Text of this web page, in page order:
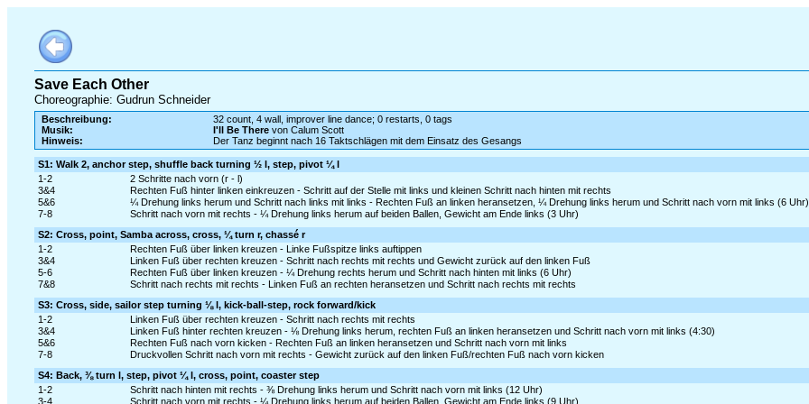
Save Each Other
Choreographie: Gudrun Schneider
Beschreibung:
32 count, 4 wall, improver line dance; 0 restarts, 0 tags
Musik:
I'll Be Therevon Calum Scott
Hinweis:
Der Tanz beginnt nach 16 Taktschlägen mit dem Einsatz des Gesangs
S1: Walk 2, anchor step, shuffle back turning ½ l, step, pivot ¼ l
1-2
2 Schritte nach vorn (r - l)
3&4
Rechten Fuß hinter linken einkreuzen - Schritt auf der Stelle mit links und kleinen Schritt nach hinten mit rechts
5&6
¼ Drehung links herum und Schritt nach links mit links - Rechten Fuß an linken heransetzen, ¼ Drehung links herum und Schritt nach vorn mit links (6 Uhr)
7-8
Schritt nach vorn mit rechts - ¼ Drehung links herum auf beiden Ballen, Gewicht am Ende links (3 Uhr)
S2: Cross, point, Samba across, cross, ¼ turn r, chassé r
1-2
Rechten Fuß über linken kreuzen - Linke Fußspitze links auftippen
3&4
Linken Fuß über rechten kreuzen - Schritt nach rechts mit rechts und Gewicht zurück auf den linken Fuß
5-6
Rechten Fuß über linken kreuzen - ¼ Drehung rechts herum und Schritt nach hinten mit links (6 Uhr)
7&8
Schritt nach rechts mit rechts - Linken Fuß an rechten heransetzen und Schritt nach rechts mit rechts
S3: Cross, side, sailor step turning ⅛ l, kick-ball-step, rock forward/kick
1-2
Linken Fuß über rechten kreuzen - Schritt nach rechts mit rechts
3&4
Linken Fuß hinter rechten kreuzen - ⅛ Drehung links herum, rechten Fuß an linken heransetzen und Schritt nach vorn mit links (4:30)
5&6
Rechten Fuß nach vorn kicken - Rechten Fuß an linken heransetzen und Schritt nach vorn mit links
7-8
Druckvollen Schritt nach vorn mit rechts - Gewicht zurück auf den linken Fuß/rechten Fuß nach vorn kicken
S4: Back, ⅜ turn l, step, pivot ¼ l, cross, point, coaster step
1-2
Schritt nach hinten mit rechts - ⅜ Drehung links herum und Schritt nach vorn mit links (12 Uhr)
3-4
Schritt nach vorn mit rechts - ¼ Drehung links herum auf beiden Ballen, Gewicht am Ende links (9 Uhr)